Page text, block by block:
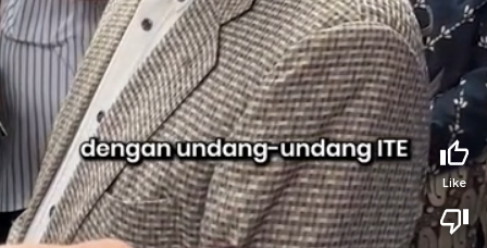
Like
Share to
Suka video ini?
Login untuk menyampaikan pendapat.
Masuk
Tidak suka video ini?
Login untuk menyampaikan pendapat.
Masuk